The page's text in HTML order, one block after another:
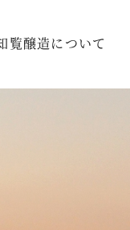
覧醸造について